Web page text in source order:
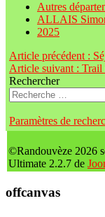
Autres
ALLAIS
2025
Article précédent :
Article suivant :
Rechercher
Paramètres de
©Randouvèze 2026
Ultimate 2.2.7 de
offcanvas